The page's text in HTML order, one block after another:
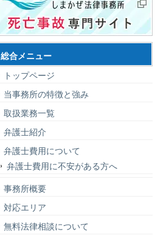
総合メニュー
トップページ
当事務所の特徴と強み
取扱業務一覧
弁護士紹介
弁護士費用について
弁護士費用に不安がある方へ
事務所概要
対応エリア
無料法律相談について